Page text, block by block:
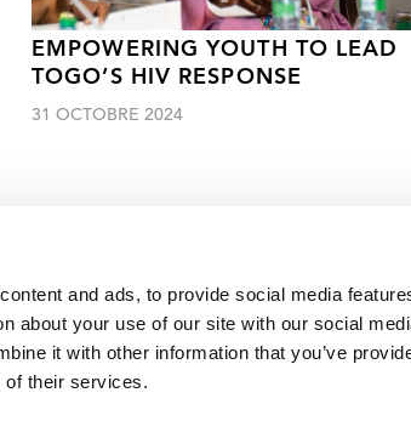
and ads, to provide social media
about your use of our site with our social
it with other information that you’ve
of their services.
EMPOWERING YOUTH TO LEAD
TOGO’S HIV RESPONSE
31 OCTOBRE 2024
ici pour accéder aux reportages, vidéos,